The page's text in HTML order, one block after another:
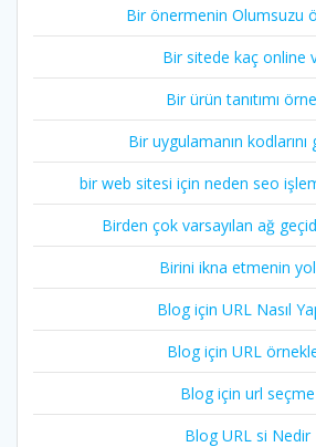
Bir önermenin Olumsuzu
Bir sitede kaç online
Bir ürün tanıtımı
Bir uygulamanın
bir web sitesi için neden seo
Birden çok varsayılan ağ
Birini ikna etmenin
Blog için URL Nasıl
Blog için URL
Blog için url seçme
Blog URL si Nedir